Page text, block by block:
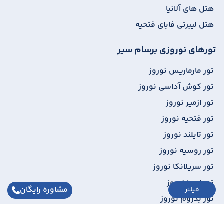
فیلتر مشاوره رایگان
هتل های آلانیا
هتل لیبرتی فابای فتحیه
تورهای نوروزی برسام سیر
تور مارماریس نوروز
تور کوش آداسی نوروز
تور ازمیر نوروز
تور فتحیه نوروز
تور تایلند نوروز
تور روسیه نوروز
تور سریلانکا نوروز
تور اروپا نوروز
تور بدروم نوروز